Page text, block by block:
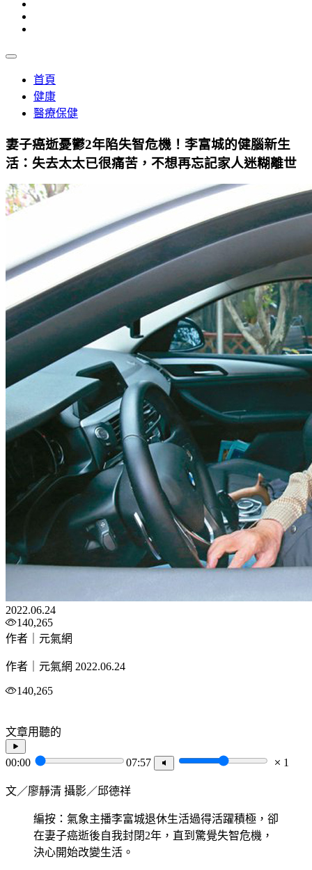
首頁
健康
醫療保健
妻子癌逝憂鬱2年陷失智危機！李富城的健腦新生
活：失去太太已很痛苦，不想再忘記家人迷糊離世
2022.06.24
140,265
作者｜元氣網
作者｜元氣網 2022.06.24
140,265
文章用聽的
00:00 07:57 1
文／廖靜清 攝影／邱德祥
編按：氣象主播李富城退休生活過得活躍積極，卻
在妻子癌逝後自我封閉2年，直到驚覺失智危機，
決心開始改變生活。